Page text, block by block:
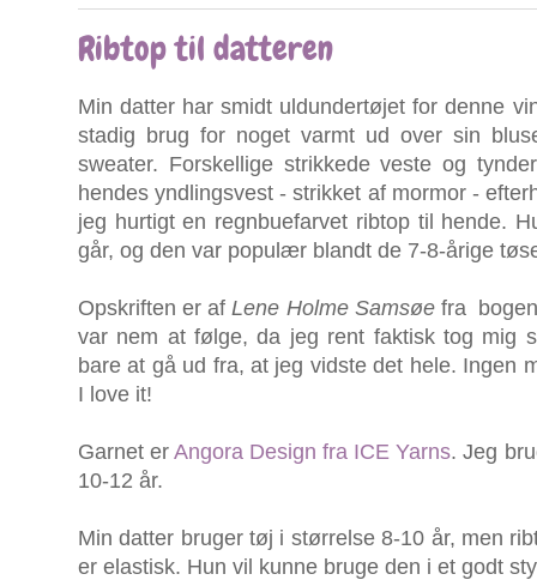
Ribtop til datteren
Min datter har smidt uldundertøjet for denne
stadig brug for noget varmt ud over sin
sweater. Forskellige strikkede veste og
hendes yndlingsvest - strikket af mormor -
jeg hurtigt en regnbuefarvet ribtop til hende.
går, og den var populær blandt de 7-8-årige
Opskriften er afLene Holme Samsøefra bogen
var nem at følge, da jeg rent faktisk tog mig
bare at gå ud fra, at jeg vidste det hele. Ingen
I love it!
Garnet erAngora Design fra ICE Yarns. Jeg
10-12 år.
Min datter bruger tøj i størrelse 8-10 år, men
er elastisk. Hun vil kunne bruge den i et godt